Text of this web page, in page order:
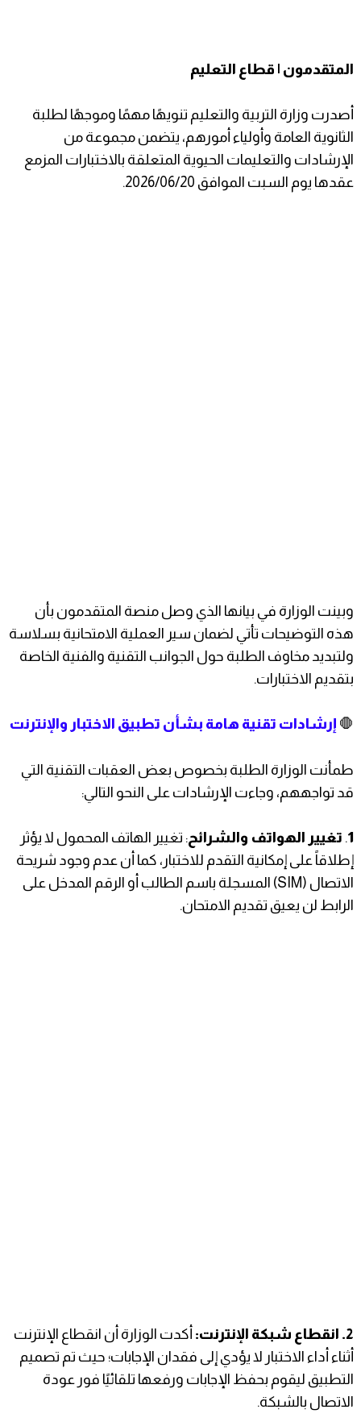
المتقدمون | قطاع التعليم
أصدرت وزارة التربية والتعليم تنويهًا مهمًا وموجهًا لطلبة
الثانوية العامة وأولياء أمورهم، يتضمن مجموعة من
الإرشادات والتعليمات الحيوية المتعلقة بالاختبارات المزمع
عقدها يوم السبت الموافق 2026/06/20.
​وبينت الوزارة في بيانها الذي وصل منصة المتقدمون بأن
هذه التوضيحات تأتي لضمان سير العملية الامتحانية بسلاسة
ولتبديد مخاوف الطلبة حول الجوانب التقنية والفنية الخاصة
بتقديم الاختبارات.
​🛑 إرشادات تقنية هامة بشأن تطبيق الاختبار والإنترنت
​طمأنت الوزارة الطلبة بخصوص بعض العقبات التقنية التي
قد تواجههم، وجاءت الإرشادات على النحو التالي:
1
. ​ تغيير الهواتف والشرائح: تغيير الهاتف المحمول لا يؤثر
إطلاقاً على إمكانية التقدم للاختبار، كما أن عدم وجود شريحة
الاتصال (SIM) المسجلة باسم الطالب أو الرقم المدخل على
الرابط لن يعيق تقديم الامتحان.
2. ​انقطاع شبكة الإنترنت:
أكدت الوزارة أن انقطاع الإنترنت
أثناء أداء الاختبار لا يؤدي إلى فقدان الإجابات؛ حيث تم تصميم
التطبيق ليقوم بحفظ الإجابات ورفعها تلقائيًا فور عودة
الاتصال بالشبكة.